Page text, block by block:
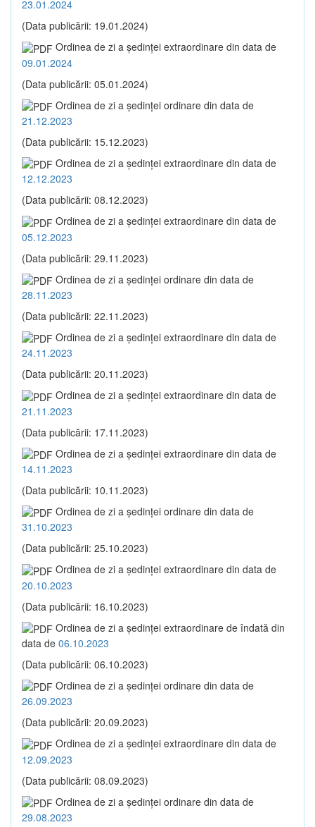
23.01.2024
(Data publicării: 19.01.2024)
Ordinea de zi a şedinţei extraordinare din data de
09.01.2024
(Data publicării: 05.01.2024)
Ordinea de zi a şedinţei ordinare din data de
21.12.2023
(Data publicării: 15.12.2023)
Ordinea de zi a şedinţei extraordinare din data de
12.12.2023
(Data publicării: 08.12.2023)
Ordinea de zi a şedinţei extraordinare din data de
05.12.2023
(Data publicării: 29.11.2023)
Ordinea de zi a şedinţei ordinare din data de
28.11.2023
(Data publicării: 22.11.2023)
Ordinea de zi a şedinţei extraordinare din data de
24.11.2023
(Data publicării: 20.11.2023)
Ordinea de zi a şedinţei extraordinare din data de
21.11.2023
(Data publicării: 17.11.2023)
Ordinea de zi a şedinţei extraordinare din data de
14.11.2023
(Data publicării: 10.11.2023)
Ordinea de zi a şedinţei ordinare din data de
31.10.2023
(Data publicării: 25.10.2023)
Ordinea de zi a şedinţei extraordinare din data de
20.10.2023
(Data publicării: 16.10.2023)
Ordinea de zi a şedinţei extraordinare de îndată din
data de 06.10.2023
(Data publicării: 06.10.2023)
Ordinea de zi a şedinţei ordinare din data de
26.09.2023
(Data publicării: 20.09.2023)
Ordinea de zi a şedinţei extraordinare din data de
12.09.2023
(Data publicării: 08.09.2023)
Ordinea de zi a şedinţei ordinare din data de
29.08.2023